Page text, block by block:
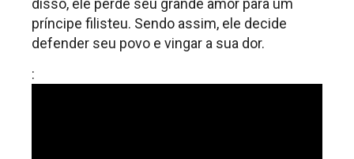
disso, ele perde seu grande amor para um
príncipe filisteu. Sendo assim, ele decide
defender seu povo e vingar a sua dor.
: